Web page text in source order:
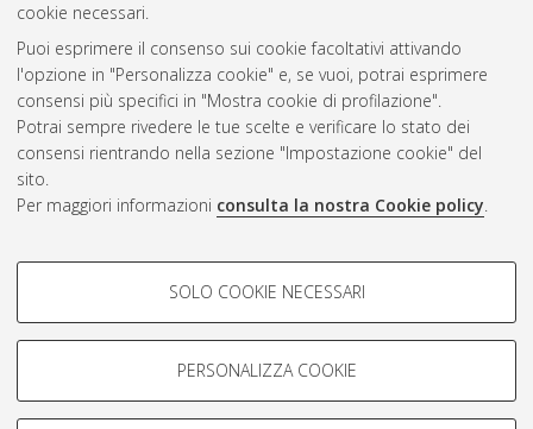
cookie necessari.
Puoi esprimere il consenso sui cookie facoltativi attivando
l'opzione in "Personalizza cookie" e, se vuoi, potrai esprimere
consensi più specifici in "Mostra cookie di profilazione".
Potrai sempre rivedere le tue scelte e verificare lo stato dei
consensi rientrando nella sezione "Impostazione cookie" del
sito.
Per maggiori informazioni consulta la nostra Cookie policy.
COOKIE DI PROFILAZIONE -
Si tratta di cookie utilizzati per analizzare le caratteristiche della
navigazione degli utenti, creare profili in base al loro comportamento
Mostra cookie di profilazione
SOLO COOKIE NECESSARI
PERSONALIZZA COOKIE
Atom
Rss 1.0
Rss 2.0
AMS Laurea
Impostazioni Cookie
Informativa sulla privacy
Condizioni d’uso del sito